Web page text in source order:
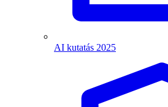
AI kutatás 2025